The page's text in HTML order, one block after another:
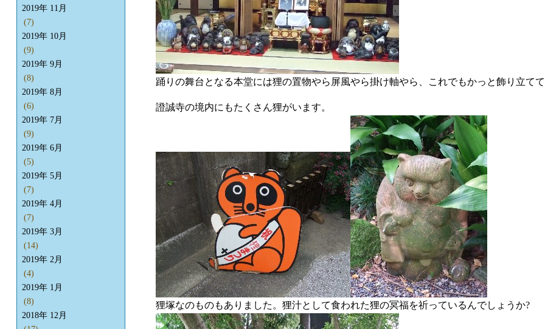
踊りの舞台となる本堂には狸の置物やら屏風やら掛け軸やら、これでもかっと飾り立て
證誠寺の境内にもたくさん狸がいます。
狸塚なのものもありました。狸汁として食われた狸の冥福を祈っているんでしょうか?
2019年 11月
(7)
2019年 10月
(9)
2019年 9月
(8)
2019年 8月
(6)
2019年 7月
(9)
2019年 6月
(5)
2019年 5月
(7)
2019年 4月
(7)
2019年 3月
(14)
2019年 2月
(4)
2019年 1月
(8)
2018年 12月